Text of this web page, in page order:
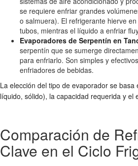
se requiere enfriar grandes
o salmuera). El refrigerante hierve
tubos, mientras el líquido a enfriar
Evaporadores de Serpentín en
serpentín que se sumerge
para enfriarlo. Son simples y
enfriadores de bebidas.
La elección del tipo de evaporador se
líquido, sólido), la capacidad requerida y el
Comparación de
Clave en el Ciclo